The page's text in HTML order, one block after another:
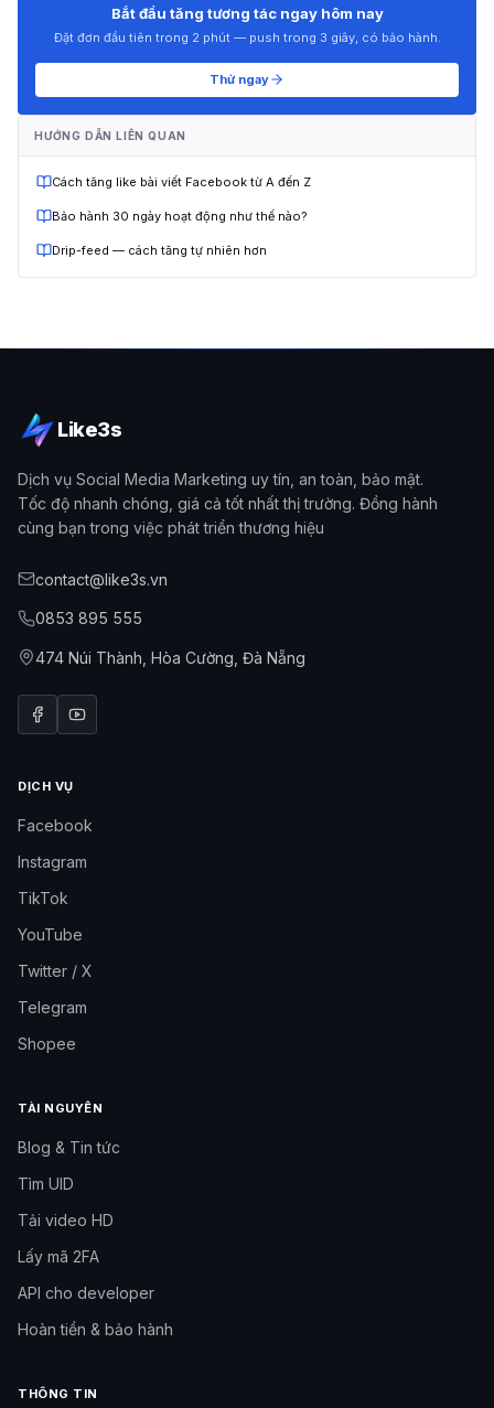
Bắt đầu tăng tương tác ngay hôm nay
Đặt đơn đầu tiên trong 2 phút — push trong 3 giây, có bảo hành.
Thử ngay
HƯỚNG DẪN LIÊN QUAN
Cách tăng like bài viết Facebook từ A đến Z
Bảo hành 30 ngày hoạt động như thế nào?
Drip-feed — cách tăng tự nhiên hơn
Like3s
Dịch vụ Social Media Marketing uy tín, an toàn, bảo mật.
Tốc độ nhanh chóng, giá cả tốt nhất thị trường. Đồng hành
cùng bạn trong việc phát triển thương hiệu
contact@like3s.vn
0853 895 555
474 Núi Thành, Hòa Cường, Đà Nẵng
DỊCH VỤ
Facebook
Instagram
TikTok
YouTube
Twitter / X
Telegram
Shopee
TÀI NGUYÊN
Blog & Tin tức
Tìm UID
Tải video HD
Lấy mã 2FA
API cho developer
Hoàn tiền & bảo hành
THÔNG TIN